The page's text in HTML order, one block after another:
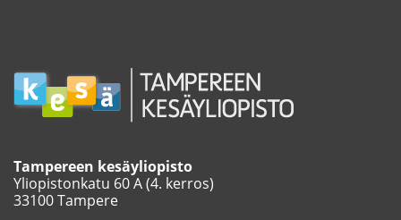
Tampereen kesäyliopisto
Yliopistonkatu 60 A (4. kerros)
33100 Tampere